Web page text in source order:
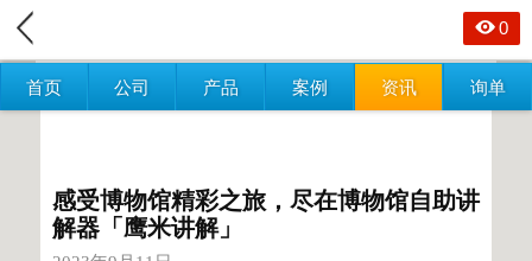
首页 公司 产品 案例 资讯 询单
0
感受博物馆精彩之旅，尽在博物馆自助讲
解器「鹰米讲解」